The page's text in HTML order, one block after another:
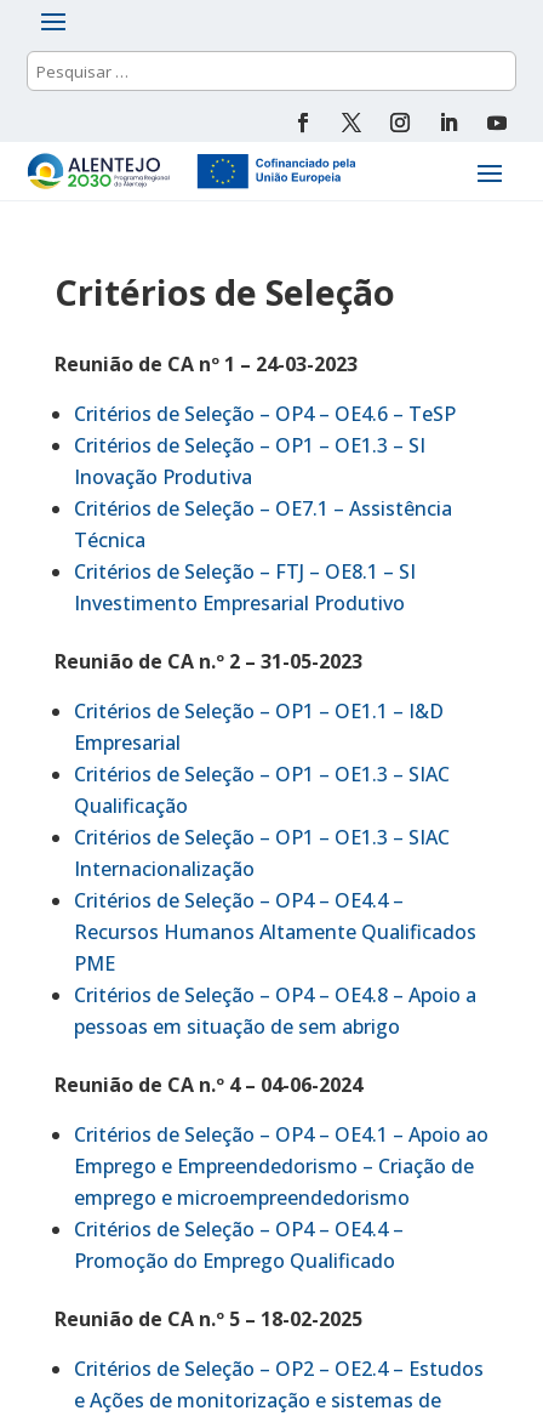
Critérios de Seleção
Reunião de CA nº 1 – 24-03-2023
Critérios de Seleção – OP4 – OE4.6 – TeSP
Critérios de Seleção – OP1 – OE1.3 – SI
Inovação Produtiva
Critérios de Seleção – OE7.1 – Assistência
Técnica
Critérios de Seleção – FTJ – OE8.1 – SI
Investimento Empresarial Produtivo
Reunião de CA n.º 2 – 31-05-2023
Critérios de Seleção – OP1 – OE1.1 – I&D
Empresarial
Critérios de Seleção – OP1 – OE1.3 – SIAC
Qualificação
Critérios de Seleção – OP1 – OE1.3 – SIAC
Internacionalização
Critérios de Seleção – OP4 – OE4.4 –
Recursos Humanos Altamente Qualificados
PME
Critérios de Seleção – OP4 – OE4.8 – Apoio a
pessoas em situação de sem abrigo
Reunião de CA n.º 4 – 04-06-2024
Critérios de Seleção – OP4 – OE4.1 – Apoio ao
Emprego e Empreendedorismo – Criação de
emprego e microempreendedorismo
Critérios de Seleção – OP4 – OE4.4 –
Promoção do Emprego Qualificado
Reunião de CA n.º 5 – 18-02-2025
Critérios de Seleção – OP2 – OE2.4 – Estudos
e Ações de monitorização e sistemas de